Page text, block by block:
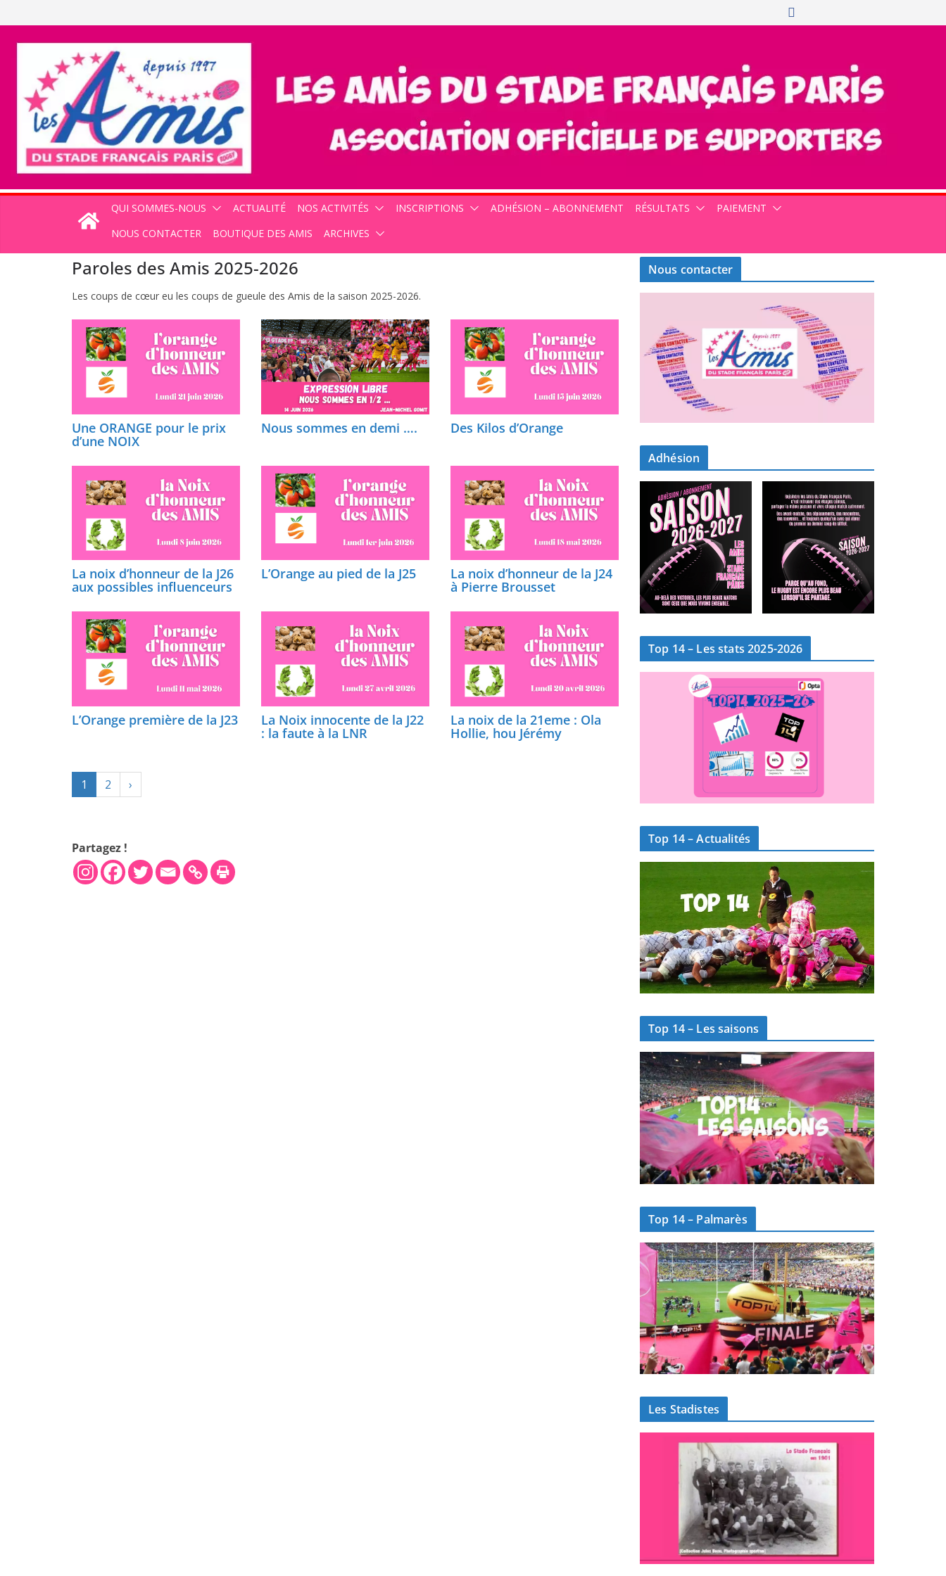
au
contenu
QUI SOMMES-NOUS ACTUALITÉ NOS ACTIVITÉS INSCRIPTIONS ADHÉSION – ABONNEMENT RÉSULTATS
PAIEMENT
NOUS CONTACTER
BOUTIQUE DES AMIS ARCHIVES
Paroles des Amis 2025-2026
Les coups de cœur eu les coups de gueule des Amis de la saison 2025-2026.
Une ORANGE pour le prix
d’une NOIX
Nous sommes en demi …. Des Kilos d’Orange
La noix d’honneur de la J26
aux possibles influenceurs
L’Orange au pied de la J25 La noix d’honneur de la J24
à Pierre Brousset
L’Orange première de la J23 La Noix innocente de la J22
: la faute à la LNR
La noix de la 21eme : Ola
Hollie, hou Jérémy
1 2 ›
Partagez !
Nous contacter
Adhésion
Top 14 – Les stats 2025-2026
Top 14 – Actualités
Top 14 – Les saisons
Top 14 – Palmarès
Les Stadistes